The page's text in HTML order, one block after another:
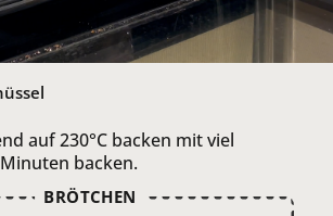
auf 230°C backen mit viel
backen.
BRÖTCHEN